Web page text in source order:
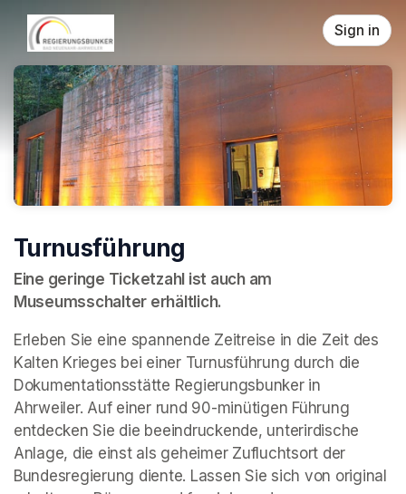
Skip header
Sign in
Turnusführung
Eine geringe Ticketzahl ist auch am
Museumsschalter erhältlich.
Erleben Sie eine spannende Zeitreise in die Zeit des
Kalten Krieges bei einer Turnusführung durch die
Dokumentationsstätte Regierungsbunker in
Ahrweiler. Auf einer rund 90-minütigen Führung
entdecken Sie die beeindruckende, unterirdische
Anlage, die einst als geheimer Zufluchtsort der
Bundesregierung diente. Lassen Sie sich von original